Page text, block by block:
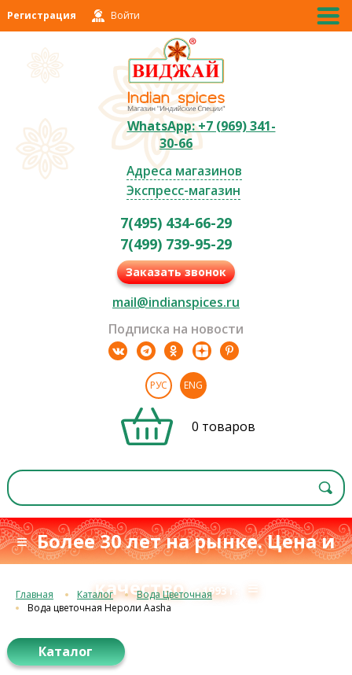
Регистрация Войти
WhatsApp: +7 (969) 341-
30-66
Адреса магазинов
Экспресс-магазин
7(495) 434-66-29
7(499) 739-95-29
Заказать звонок
mail@indianspices.ru
Подписка на новости
РУС ENG
0 товаров
≡ Более 30 лет на рынке. Цена и
качествос 1993 г. ≡
Главная Каталог
Вода Цветочная
Вода цветочная Нероли Aasha
Каталог